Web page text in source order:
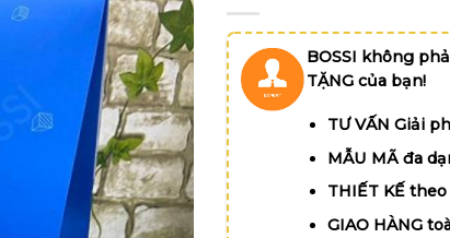
BOSSI không
TẶNG của bạn!
TƯ VẤN Giải
MẪU MÃ đa
THIẾT KẾ
GIAO HÀNG